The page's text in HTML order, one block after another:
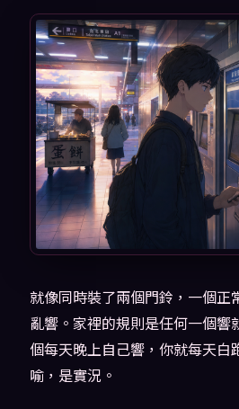
就像同時裝了兩個門鈴，一個正
亂響。家裡的規則是任何一個
個每天晚上自己響，你就每天白
喻，是實況。